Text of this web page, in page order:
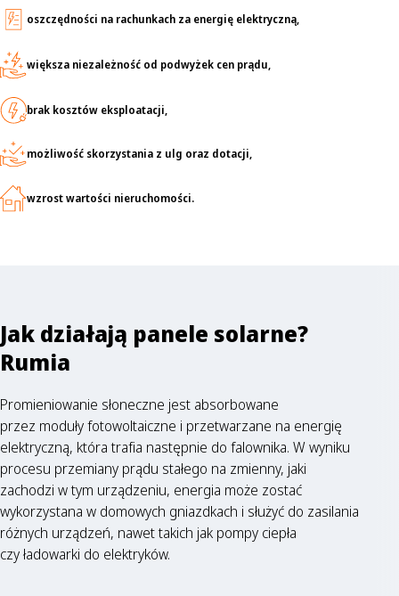
oszczędności na rachunkach za energię elektryczną,
większa niezależność od podwyżek cen prądu,
brak kosztów eksploatacji,
możliwość skorzystania z ulg oraz dotacji,
wzrost wartości nieruchomości.
Jak działają panele solarne?
Rumia
Promieniowanie słoneczne jest absorbowane
przez moduły fotowoltaiczne i przetwarzane na energię
elektryczną, która trafia następnie do falownika. W wyniku
procesu przemiany prądu stałego na zmienny, jaki
zachodzi w tym urządzeniu, energia może zostać
wykorzystana w domowych gniazdkach i służyć do zasilania
różnych urządzeń, nawet takich jak pompy ciepła
czy ładowarki do elektryków.